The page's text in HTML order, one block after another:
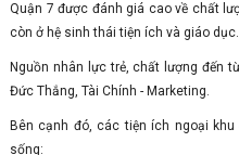
Quận 7 được đánh giá cao về chất
còn ở hệ sinh thái tiện ích và giáo dục.
Nguồn nhân lực trẻ, chất lượng đến
Đức Thắng, Tài Chính - Marketing.
Bên cạnh đó, các tiện ích ngoại
sống: